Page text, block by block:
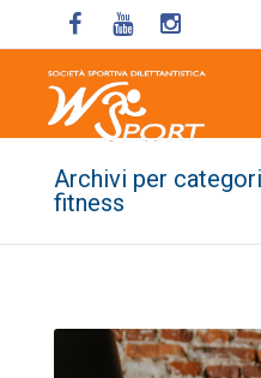
Archivi per
fitness